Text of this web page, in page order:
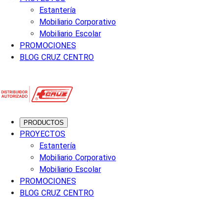
Estantería
Mobiliario Corporativo
Mobiliario Escolar
PROMOCIONES
BLOG CRUZ CENTRO
PRODUCTOS
PROYECTOS
Estantería
Mobiliario Corporativo
Mobiliario Escolar
PROMOCIONES
BLOG CRUZ CENTRO